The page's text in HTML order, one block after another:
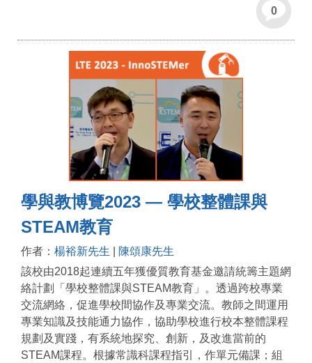
0
學與教博覽2023 — 學校整體課與
STEAM教育
作者： 楊裕新先生
陳頌康先生
該校由2018起連續五年獲優質教育基金邀請統籌主題網
絡計劃「學校整體課與STEAM教育」。透過跨校專業
交流網絡，促進學校間協作及專業交流。教師之間運用
專業知識及技能通力協作，協助學校進行校本整體課程
規劃及實踐，有系統地探究、創新，及改進當前的
STEAM課程。根據常識科課程指引，作單元備課；組